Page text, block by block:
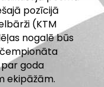
pozīcijā
(KTM
nogalē būs
goda
ekipāžām.